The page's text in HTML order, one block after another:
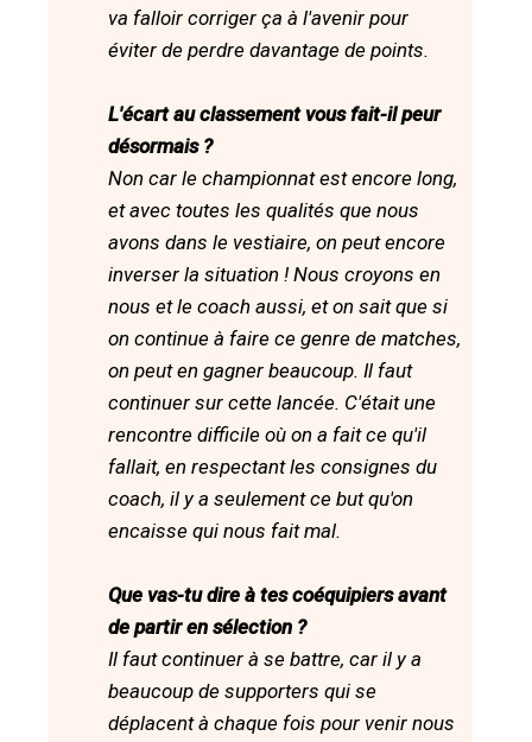
va falloir corriger ça à l'avenir pour
éviter de perdre davantage de points.
L'écart au classement vous fait-il peur
désormais ?
Non car le championnat est encore long,
et avec toutes les qualités que nous
avons dans le vestiaire, on peut encore
inverser la situation ! Nous croyons en
nous et le coach aussi, et on sait que si
on continue à faire ce genre de matches,
on peut en gagner beaucoup. Il faut
continuer sur cette lancée. C'était une
rencontre difficile où on a fait ce qu'il
fallait, en respectant les consignes du
coach, il y a seulement ce but qu'on
encaisse qui nous fait mal.
Que vas-tu dire à tes coéquipiers avant
de partir en sélection ?
Il faut continuer à se battre, car il y a
beaucoup de supporters qui se
déplacent à chaque fois pour venir nous